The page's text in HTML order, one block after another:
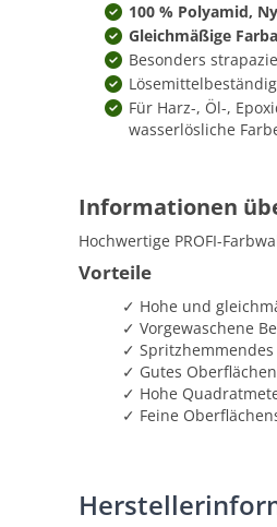
100 % Polyamid,
Gleichmäßige
Besonders
Lösemittelbeständig
Für Harz-, Öl-,
wasserlösliche
Informationen
Hochwertige PROFI-
Vorteile
✓ Hohe und
✓ Vorgewaschene
✓
✓ Gutes
✓ Hohe
✓ Feine